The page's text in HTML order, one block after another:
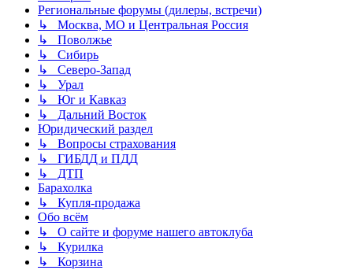
Региональные форумы (дилеры, встречи)
↳ Москва, МО и Центральная Россия
↳ Поволжье
↳ Сибирь
↳ Северо-Запад
↳ Урал
↳ Юг и Кавказ
↳ Дальний Восток
Юридический раздел
↳ Вопросы страхования
↳ ГИБДД и ПДД
↳ ДТП
Барахолка
↳ Купля-продажа
Обо всём
↳ О сайте и форуме нашего автоклуба
↳ Курилка
↳ Корзина